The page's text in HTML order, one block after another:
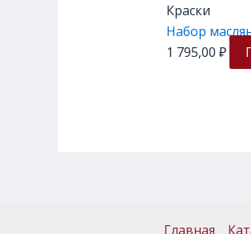
Краски
Набор
1 795,00 ₽
Главная